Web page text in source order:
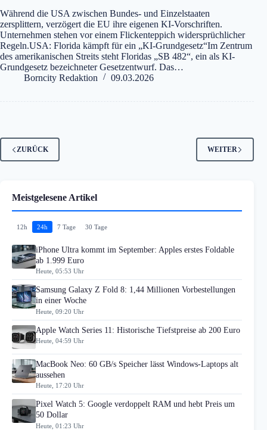
Während die USA zwischen Bundes- und Einzelstaaten
zersplittern, verzögert die EU ihre eigenen KI-Vorschriften.
Unternehmen stehen vor einem Flickenteppich widersprüchlicher
Regeln.USA: Florida kämpft für ein „KI-Grundgesetz“Im Zentrum
des amerikanischen Streits steht Floridas „SB 482“, ein als KI-
Grundgesetz bezeichneter Gesetzentwurf. Das…
Borncity Redaktion
09.03.2026
ZURÜCK WEITER
Meistgelesene Artikel
12h 24h 7 Tage 30 Tage
iPhone Ultra kommt im September: Apples erstes Foldable
ab 1.999 Euro
Heute, 05:53 Uhr
Samsung Galaxy Z Fold 8: 1,44 Millionen Vorbestellungen
in einer Woche
Heute, 09:20 Uhr
Apple Watch Series 11: Historische Tiefstpreise ab 200 Euro
Heute, 04:59 Uhr
MacBook Neo: 60 GB/s Speicher lässt Windows-Laptops alt
aussehen
Heute, 17:20 Uhr
Pixel Watch 5: Google verdoppelt RAM und hebt Preis um
50 Dollar
Heute, 01:23 Uhr